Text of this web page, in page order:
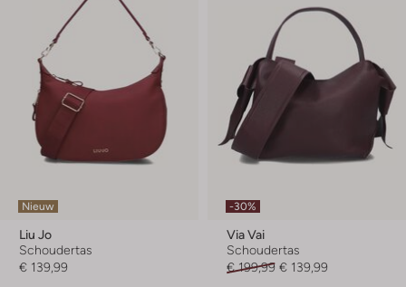
Nieuw
Liu Jo
Schoudertas
€ 139,99
-30%
Via Vai
Schoudertas
€ 199,99 € 139,99